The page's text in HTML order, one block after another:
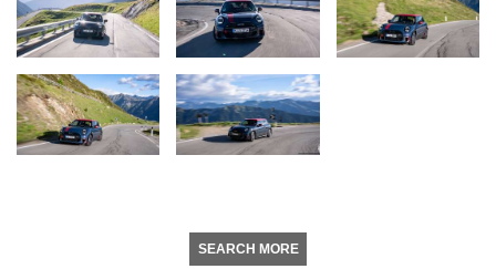
SEARCH MORE